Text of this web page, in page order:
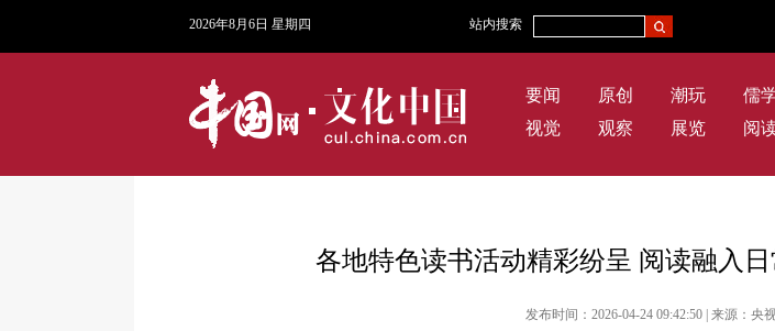
2026年8月6日 星期四 站内搜索
要闻 原创 潮玩 儒
视觉
观察 展览 阅
各地特色读书活动精彩纷呈 阅读融入
发布时间：2026-04-24 09:42:50 | 来源：央